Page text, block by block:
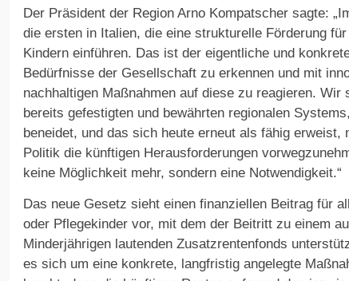
Der Präsident der Region Arno Kompatscher sagte:
die ersten in Italien, die eine strukturelle Förderung
Kindern einführen. Das ist der eigentliche und
Bedürfnisse der Gesellschaft zu erkennen und mit
nachhaltigen Maßnahmen auf diese zu reagieren. Wir
bereits gefestigten und bewährten regionalen
beneidet, und das sich heute erneut als fähig erweist,
Politik die künftigen Herausforderungen
keine Möglichkeit mehr, sondern eine Notwendigkeit.“
Das neue Gesetz sieht einen finanziellen Beitrag für
oder Pflegekinder vor, mit dem der Beitritt zu einem
Minderjährigen lautenden Zusatzrentenfonds
es sich um eine konkrete, langfristig angelegte